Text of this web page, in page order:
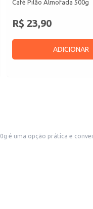
Café Pilão Almofada 500g
R$ 23,90
ADICIONAR
Sua embalagem almofada facilita o armazenamento e
do café por mais tempo.